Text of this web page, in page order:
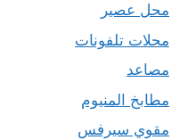
محل عصير
محلات تلفونات
مصاعد
مطابخ المنيوم
مقوي سيرفس